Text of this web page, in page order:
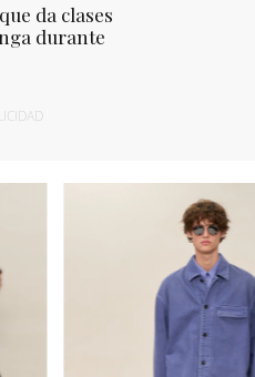
da clases
durante